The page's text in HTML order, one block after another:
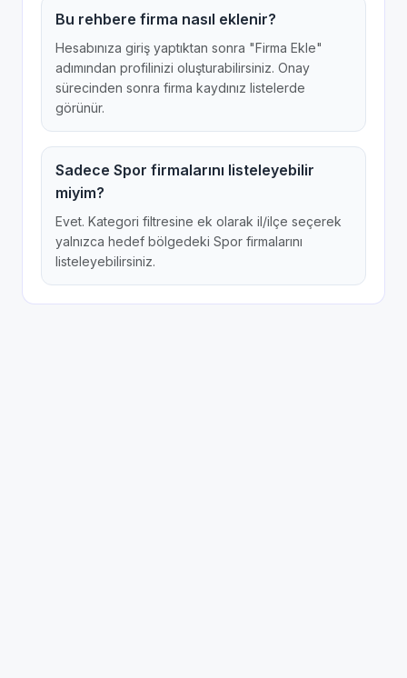
Bu rehbere firma nasıl eklenir?
Hesabınıza giriş yaptıktan sonra "Firma Ekle"
adımından profilinizi oluşturabilirsiniz. Onay
sürecinden sonra firma kaydınız listelerde
görünür.
Sadece Spor firmalarını listeleyebilir
miyim?
Evet. Kategori filtresine ek olarak il/ilçe seçerek
yalnızca hedef bölgedeki Spor firmalarını
listeleyebilirsiniz.